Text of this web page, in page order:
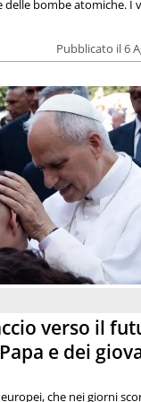
Pubblicato il 6
bombe atomiche. I
verso il
e dei
che nei giorni